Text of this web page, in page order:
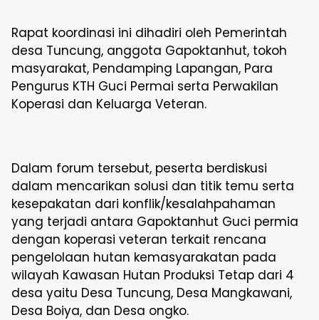
Rapat koordinasi ini dihadiri oleh Pemerintah
desa Tuncung, anggota Gapoktanhut, tokoh
masyarakat, Pendamping Lapangan, Para
Pengurus KTH Guci Permai serta Perwakilan
Koperasi dan Keluarga Veteran.
Dalam forum tersebut, peserta berdiskusi
dalam mencarikan solusi dan titik temu serta
kesepakatan dari konflik/kesalahpahaman
yang terjadi antara Gapoktanhut Guci permia
dengan koperasi veteran terkait rencana
pengelolaan hutan kemasyarakatan pada
wilayah Kawasan Hutan Produksi Tetap dari 4
desa yaitu Desa Tuncung, Desa Mangkawani,
Desa Boiya, dan Desa ongko.